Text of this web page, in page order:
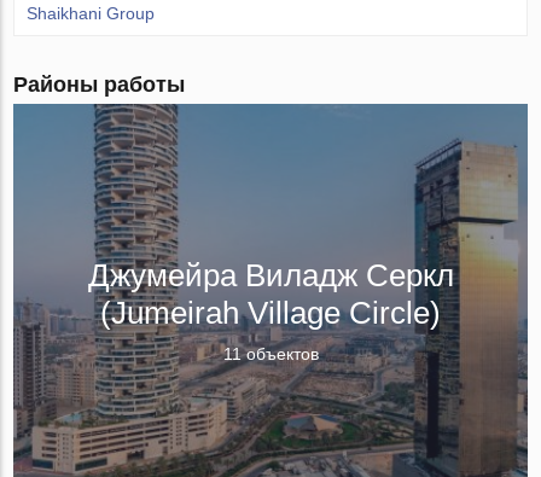
Shaikhani Group
Районы работы
Джумейра Виладж Серкл
(Jumeirah Village Circle)
11 объектов